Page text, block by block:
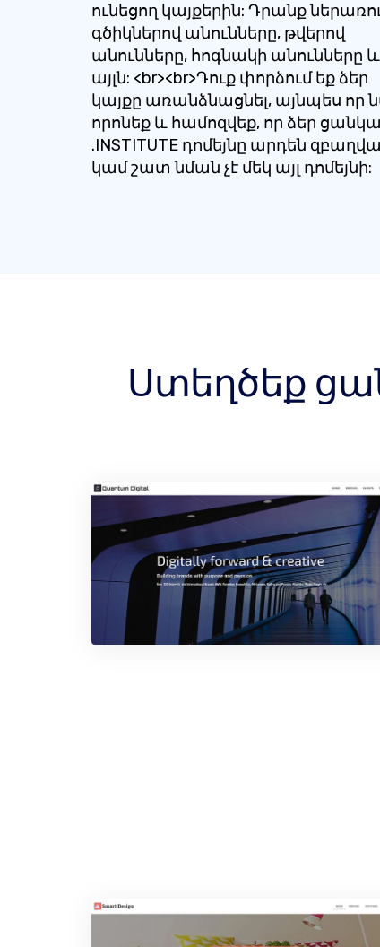
ունեցող կայքերին: Դրանք
գծիկներով անունները, թվերով
անունները, հոգնակի անունները և
այլն: <br><br>Դուք փորձում եք ձեր
կայքը առանձնացնել, այնպես որ
որոնեք և համոզվեք, որ ձեր
.INSTITUTE դոմեյնը արդեն
կամ շատ նման չէ մեկ այլ դոմեյնի:
Ստեղծեք